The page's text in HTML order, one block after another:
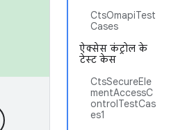
CtsOmapiTest
Cases
ऐक्सेस कंट्रोल के
टेस्ट केस
CtsSecureEle
mentAccessC
ontrolTestCas
es1